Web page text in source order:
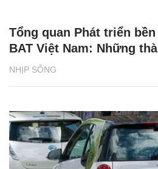
NHỊP SỐNG
Tổng quan Phát triển
BAT Việt Nam: Những